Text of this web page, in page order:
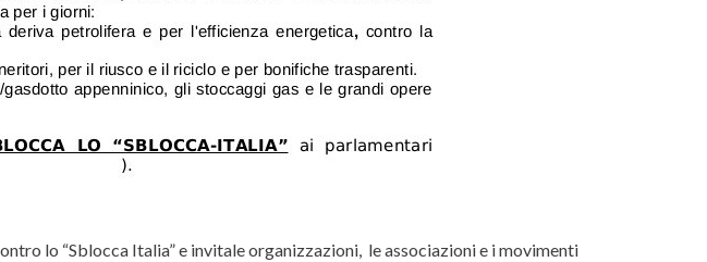
lo “Sblocca Italia” e invitale organizzazioni, le associazioni e i movimenti